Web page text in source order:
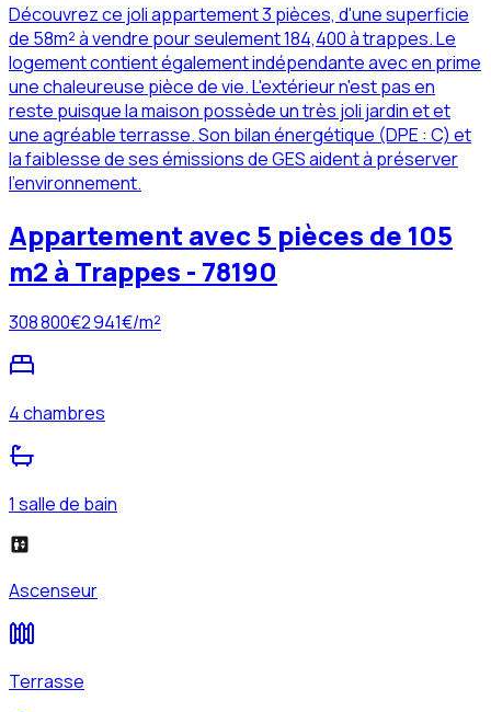
Découvrez ce joli appartement 3 pièces, d'une superficie
de 58m² à vendre pour seulement 184,400 à trappes. Le
logement contient également indépendante avec en prime
une chaleureuse pièce de vie. L'extérieur n'est pas en
reste puisque la maison possède un très joli jardin et et
une agréable terrasse. Son bilan énergétique (DPE : C) et
la faiblesse de ses émissions de GES aident à préserver
l'environnement.
Appartement avec 5 pièces de 105
m2 à Trappes - 78190
308 800€2 941€/m²
4 chambres
1 salle de bain
Ascenseur
Terrasse